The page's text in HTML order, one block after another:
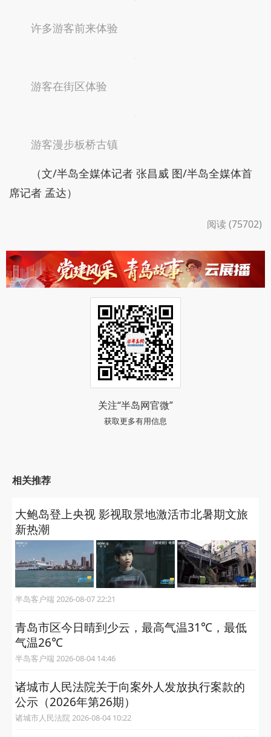
许多游客前来体验
游客在街区体验
游客漫步板桥古镇
（文/半岛全媒体记者 张昌威 图/半岛全媒体首
席记者 孟达）
阅读 (75702)
关注“半岛网官微”
获取更多有用信息
相关推荐
大鲍岛登上央视 影视取景地激活市北暑期文旅
新热潮
半岛客户端 2026-08-07 22:21
青岛市区今日晴到少云，最高气温31℃，最低
气温26℃
半岛客户端 2026-08-04 14:46
诸城市人民法院关于向案外人发放执行案款的
公示（2026年第26期）
诸城市人民法院 2026-08-04 10:22